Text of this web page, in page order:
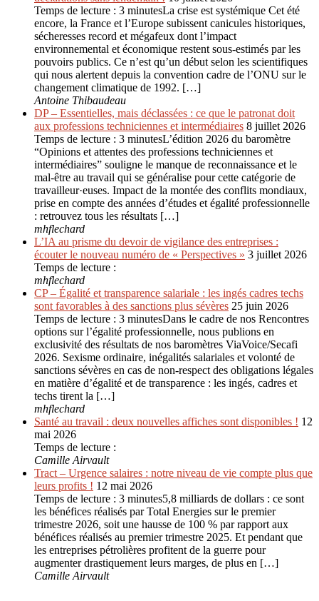
Temps de lecture : 3 minutesLa crise est systémique Cet été
encore, la France et l’Europe subissent canicules historiques,
sécheresses record et mégafeux dont l’impact
environnemental et économique restent sous-estimés par les
pouvoirs publics. Ce n’est qu’un début selon les scientifiques
qui nous alertent depuis la convention cadre de l’ONU sur le
changement climatique de 1992. […]
Antoine Thibaudeau
DP – Essentielles, mais déclassées : ce que le patronat doit
aux professions techniciennes et intermédiaires 8 juillet 2026
Temps de lecture : 3 minutesL’édition 2026 du baromètre
“Opinions et attentes des professions techniciennes et
intermédiaires” souligne le manque de reconnaissance et le
mal-être au travail qui se généralise pour cette catégorie de
travailleur·euses. Impact de la montée des conflits mondiaux,
prise en compte des années d’études et égalité professionnelle
: retrouvez tous les résultats […]
mhflechard
L’IA au prisme du devoir de vigilance des entreprises :
écouter le nouveau numéro de « Perspectives » 3 juillet 2026
Temps de lecture :
mhflechard
CP – Égalité et transparence salariale : les ingés cadres techs
sont favorables à des sanctions plus sévères 25 juin 2026
Temps de lecture : 3 minutesDans le cadre de nos Rencontres
options sur l’égalité professionnelle, nous publions en
exclusivité des résultats de nos baromètres ViaVoice/Secafi
2026. Sexisme ordinaire, inégalités salariales et volonté de
sanctions sévères en cas de non-respect des obligations légales
en matière d’égalité et de transparence : les ingés, cadres et
techs tirent la […]
mhflechard
Santé au travail : deux nouvelles affiches sont disponibles ! 12
mai 2026
Temps de lecture :
Camille Airvault
Tract – Urgence salaires : notre niveau de vie compte plus que
leurs profits ! 12 mai 2026
Temps de lecture : 3 minutes5,8 milliards de dollars : ce sont
les bénéfices réalisés par Total Energies sur le premier
trimestre 2026, soit une hausse de 100 % par rapport aux
bénéfices réalisés au premier trimestre 2025. Et pendant que
les entreprises pétrolières profitent de la guerre pour
augmenter drastiquement leurs marges, de plus en […]
Camille Airvault